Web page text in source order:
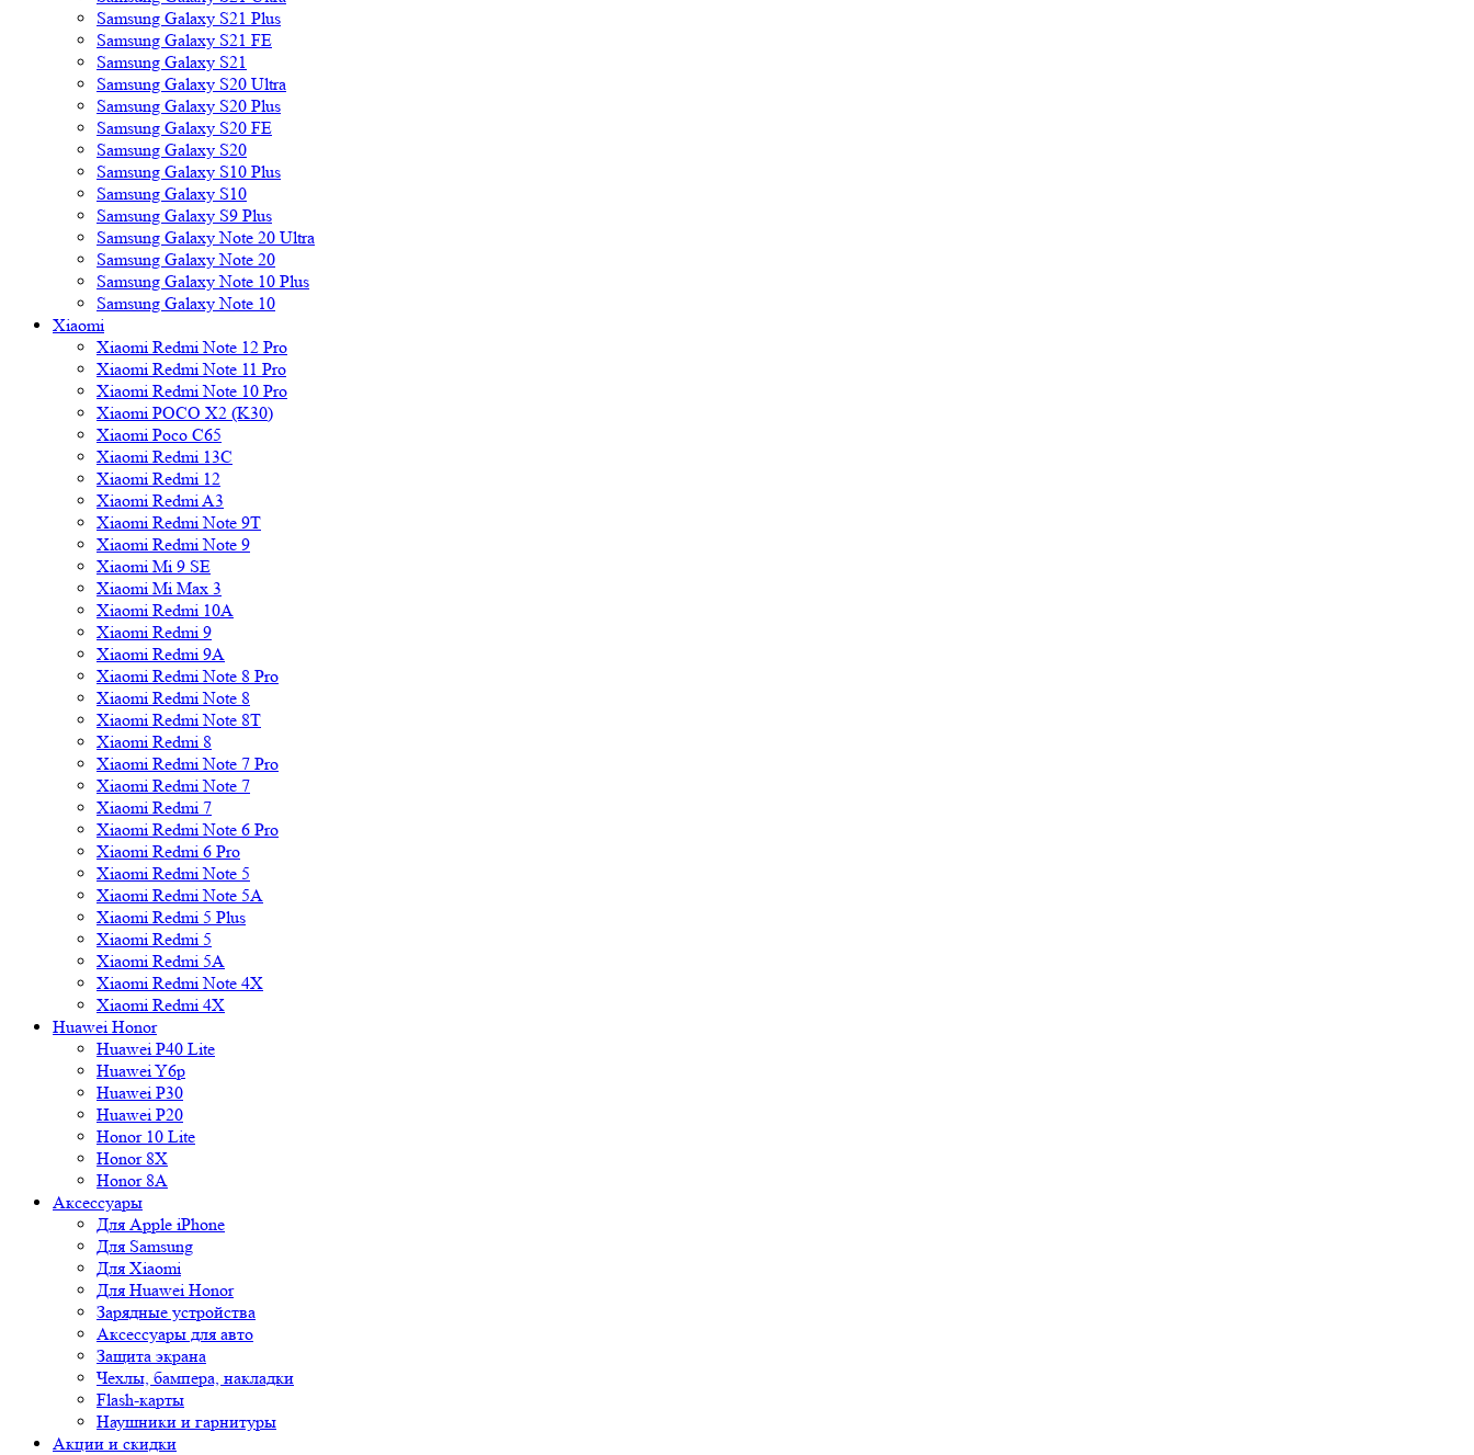
Samsung Galaxy S21 Plus
Samsung Galaxy S21 FE
Samsung Galaxy S21
Samsung Galaxy S20 Ultra
Samsung Galaxy S20 Plus
Samsung Galaxy S20 FE
Samsung Galaxy S20
Samsung Galaxy S10 Plus
Samsung Galaxy S10
Samsung Galaxy S9 Plus
Samsung Galaxy Note 20 Ultra
Samsung Galaxy Note 20
Samsung Galaxy Note 10 Plus
Samsung Galaxy Note 10
Xiaomi
Xiaomi Redmi Note 12 Pro
Xiaomi Redmi Note 11 Pro
Xiaomi Redmi Note 10 Pro
Xiaomi POCO X2 (K30)
Xiaomi Poco C65
Xiaomi Redmi 13C
Xiaomi Redmi 12
Xiaomi Redmi A3
Xiaomi Redmi Note 9T
Xiaomi Redmi Note 9
Xiaomi Mi 9 SE
Xiaomi Mi Max 3
Xiaomi Redmi 10A
Xiaomi Redmi 9
Xiaomi Redmi 9A
Xiaomi Redmi Note 8 Pro
Xiaomi Redmi Note 8
Xiaomi Redmi Note 8T
Xiaomi Redmi 8
Xiaomi Redmi Note 7 Pro
Xiaomi Redmi Note 7
Xiaomi Redmi 7
Xiaomi Redmi Note 6 Pro
Xiaomi Redmi 6 Pro
Xiaomi Redmi Note 5
Xiaomi Redmi Note 5A
Xiaomi Redmi 5 Plus
Xiaomi Redmi 5
Xiaomi Redmi 5A
Xiaomi Redmi Note 4X
Xiaomi Redmi 4X
Huawei Honor
Huawei P40 Lite
Huawei Y6p
Huawei P30
Huawei P20
Honor 10 Lite
Honor 8X
Honor 8A
Аксессуары
Для Apple iPhone
Для Samsung
Для Xiaomi
Для Huawei Honor
Зарядные устройства
Аксессуары для авто
Защита экрана
Чехлы, бампера, накладки
Flash-карты
Наушники и гарнитуры
Акции и скидки